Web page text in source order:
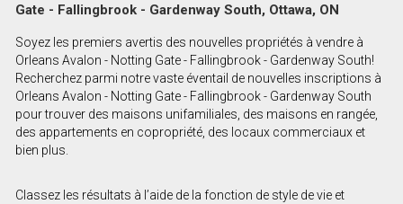
Gate - Fallingbrook - Gardenway South, Ottawa, ON
Soyez les premiers avertis des nouvelles propriétés à vendre à
Orleans Avalon - Notting Gate - Fallingbrook - Gardenway South!
Recherchez parmi notre vaste éventail de nouvelles inscriptions à
Orleans Avalon - Notting Gate - Fallingbrook - Gardenway South
pour trouver des maisons unifamiliales, des maisons en rangée,
des appartements en copropriété, des locaux commerciaux et
bien plus.
Classez les résultats à l’aide de la fonction de style de vie et